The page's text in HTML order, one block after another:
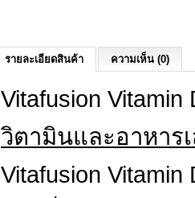
รายละเอียดสินค้า ความเห็น (0)
Vitafusion
วิตามินและอาหาร
Vitafusion